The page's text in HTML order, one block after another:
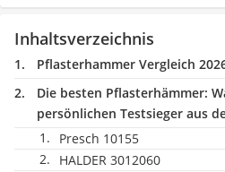
Inhaltsverzeichnis
Pflasterhammer Vergleich
Die besten Pflasterhämmer:
persönlichen Testsieger aus
Presch 10155
HALDER 3012060